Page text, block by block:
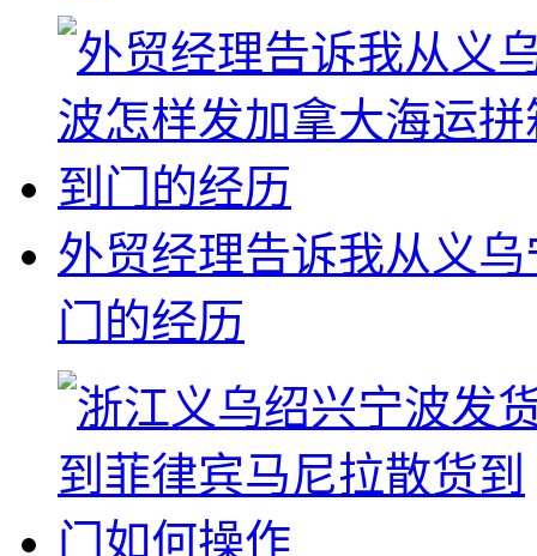
外贸经理告诉我从义
门的经历